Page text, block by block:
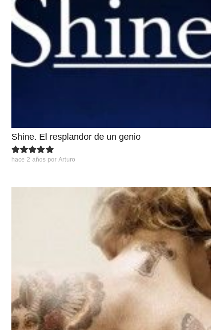
Shine. El resplandor de un genio
hace 2 años por Arturo